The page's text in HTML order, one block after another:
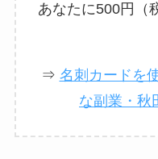
あなたに500円（
⇒ 名刺カードを
な副業・秋